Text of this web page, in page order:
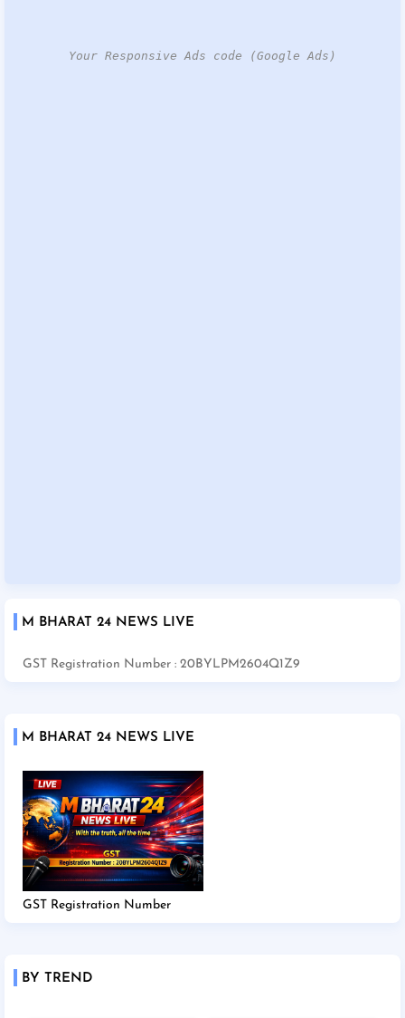
Your Responsive Ads code (Google Ads)
M BHARAT 24 NEWS LIVE
GST Registration Number : 20BYLPM2604Q1Z9
M BHARAT 24 NEWS LIVE
GST Registration Number
BY TREND